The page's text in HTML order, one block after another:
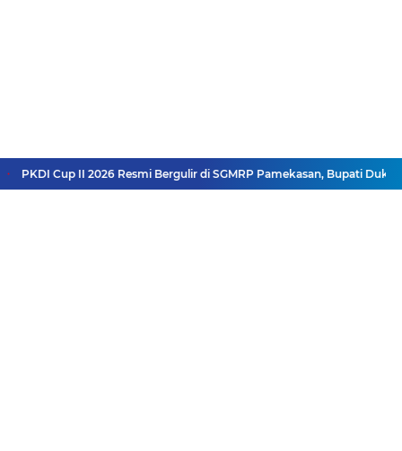
Cup II 2026 Resmi Bergulir di SGMRP Pamekasan, Bupati Dukung